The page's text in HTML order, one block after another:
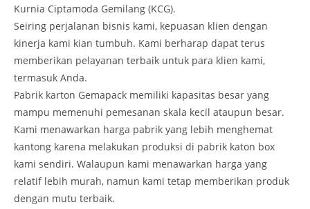
Kurnia Ciptamoda Gemilang (KCG).
Seiring perjalanan bisnis kami, kepuasan klien dengan
kinerja kami kian tumbuh. Kami berharap dapat terus
memberikan pelayanan terbaik untuk para klien kami,
termasuk Anda.
Pabrik karton Gemapack memiliki kapasitas besar yang
mampu memenuhi pemesanan skala kecil ataupun besar.
Kami menawarkan harga pabrik yang lebih menghemat
kantong karena melakukan produksi di pabrik katon box
kami sendiri. Walaupun kami menawarkan harga yang
relatif lebih murah, namun kami tetap memberikan produk
dengan mutu terbaik.